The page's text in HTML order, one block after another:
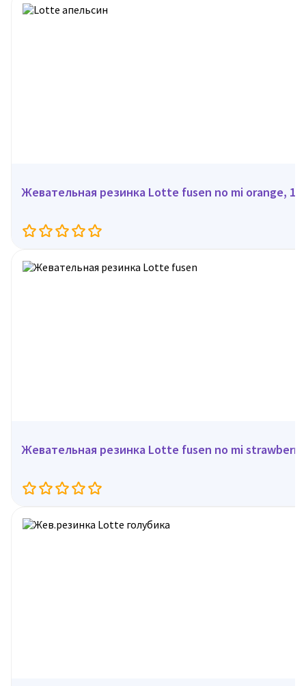
Жевательная резинка Lotte fusen no mi orange, 15
Жевательная резинка Lotte fusen no mi